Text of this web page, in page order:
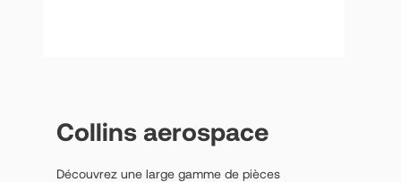
Collins aerospace
Découvrez une large gamme de pièces